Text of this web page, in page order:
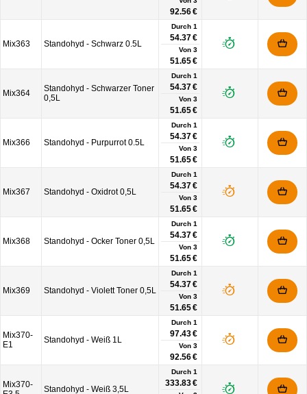
92.56 €
Mix363 Standohyd - Schwarz 0.5L
Durch 1
54.37 €
Von 3
51.65 €
Mix364
Standohyd - Schwarzer Toner
0,5L
Durch 1
54.37 €
Von 3
51.65 €
Mix366 Standohyd - Purpurrot 0.5L
Durch 1
54.37 €
Von 3
51.65 €
Mix367 Standohyd - Oxidrot 0,5L
Durch 1
54.37 €
Von 3
51.65 €
Mix368 Standohyd - Ocker Toner 0,5L
Durch 1
54.37 €
Von 3
51.65 €
Mix369 Standohyd - Violett Toner 0,5L
Durch 1
54.37 €
Von 3
51.65 €
Mix370-
E1
Standohyd - Weiß 1L
Durch 1
97.43 €
Von 3
92.56 €
Mix370-
Standohyd - Weiß 3,5L
Durch 1
333.83 €